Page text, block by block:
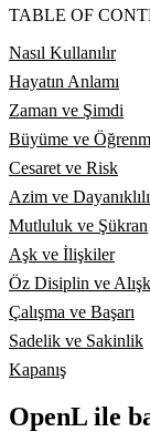
TABLE OF
Nasıl Kullanılır
Hayatın Anlamı
Zaman ve Şimdi
Büyüme ve
Cesaret ve Risk
Azim ve
Mutluluk ve Şükran
Aşk ve İlişkiler
Öz Disiplin ve
Çalışma ve Başarı
Sadelik ve Sakinlik
Kapanış
OpenL ile